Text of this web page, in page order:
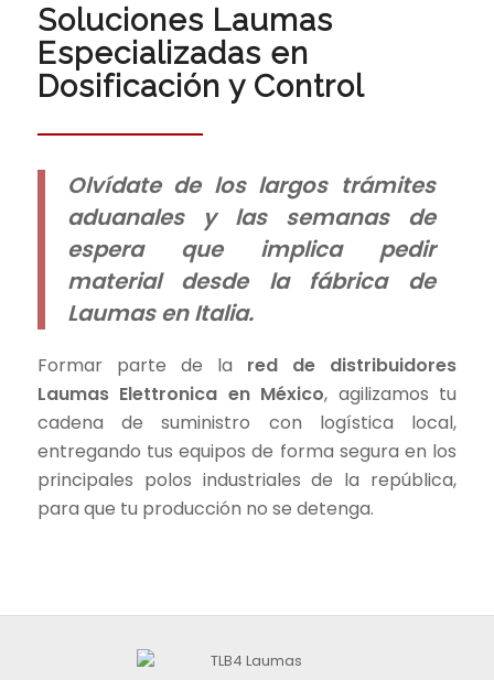
Soluciones Laumas
Especializadas en
Dosificación y Control
Olvídate de los largos trámites
aduanales y las semanas de
espera que implica pedir
material desde la fábrica de
Laumas en Italia.
Formar parte de la red de distribuidores
Laumas Elettronica en México, agilizamos tu
cadena de suministro con logística local,
entregando tus equipos de forma segura en los
principales polos industriales de la república,
para que tu producción no se detenga.